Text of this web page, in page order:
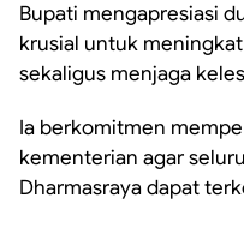
Bupati mengapresiasi
krusial untuk
sekaligus menjaga
Ia berkomitmen
kementerian agar
Dharmasraya dapat